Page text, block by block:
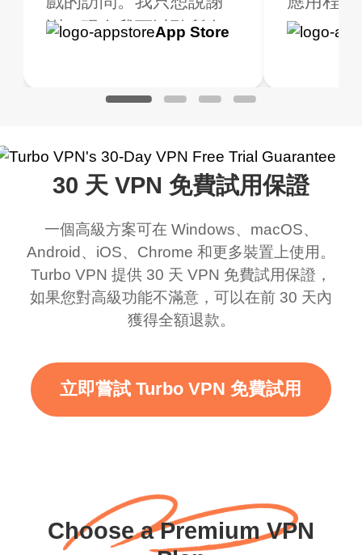
謝，現在我可以聽所有
道 VPN 是什麼，但我認
在我使用它，我對這個
應用程式的好處感到驚
道這是為了支持這個驚
人的 VPN，老實說，你
應該放更多廣告來給我
們更大的範圍和更快的
使用這個時，WiFi 已經
很快了，我只想說謝
App Store
它），而且在連線時不
它可以隨處連線，而且
網路可供切換。毫無疑
問，是我最喜歡的。最
用免費服務以來，我到
目前為止還沒看到任何
廣告。滿分 10/10。
Google
到高級
以確保它能正常運
地的 IP 地址，並進
搜索，確實顯示我
Google
App
30 天 VPN 免費試用保證
一個高級方案可在 Windows、macOS、
Android、iOS、Chrome 和更多裝置上使用。
Turbo VPN 提供 30 天 VPN 免費試用保證，
如果您對高級功能不滿意，可以在前 30 天內
獲得全額退款。
立即嘗試 Turbo VPN 免費試用
Choose a Premium VPN